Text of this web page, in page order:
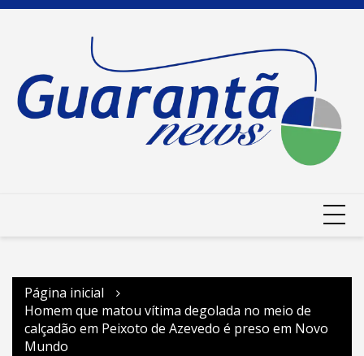
Ir
Página inicial
Homem que matou vítima degolada no meio de
calçadão em Peixoto de Azevedo é preso em Novo
Mundo